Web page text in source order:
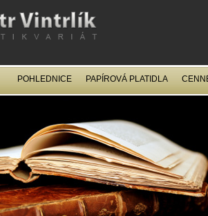
POHLEDNICE PAPÍROVÁ PLATIDLA